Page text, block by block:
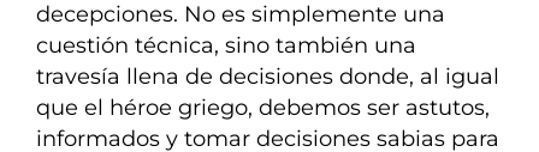
decepciones. No es simplemente una
cuestión técnica, sino también una
travesía llena de decisiones donde, al igual
que el héroe griego, debemos ser astutos,
informados y tomar decisiones sabias para